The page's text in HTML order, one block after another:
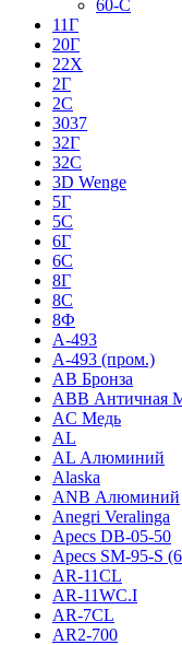
60-C
11Г
20Г
22Х
2Г
2С
3037
32Г
32С
3D Wenge
5Г
5С
6Г
6С
8Г
8С
8Ф
A-493
A-493 (пром.)
AB Бронза
ABB Античная
AC Медь
AL
AL Алюминий
Alaska
ANB Алюминий
Anegri Veralinga
Apecs DB-05-50
Apecs SM-95-S
AR-11CL
AR-11WC.I
AR-7CL
AR2-700